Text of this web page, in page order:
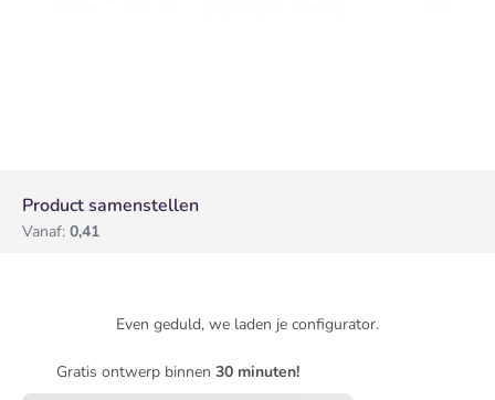
Product samenstellen
Vanaf: 0,41
Even geduld, we laden je configurator.
Gratis ontwerp binnen 30 minuten!